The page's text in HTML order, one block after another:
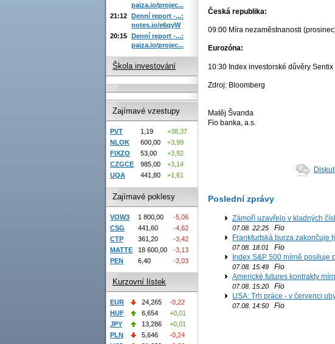
Česká republika:
09:00 Míra nezaměstnanosti
Eurozóna:
10:30 Index investorské důvěry
Zdroj: Bloomberg
Matěj Švanda
Fio banka, a.s.
Poslední zprávy
Zámoří uzavřelo v kladných
07.08. 22:25 Fio
Frankfurtská burza zakončuje
07.08. 18:01
Fio
Index S&P 500 mírně posiluje
07.08. 15:49 Fio
Americké futures kontrakty
07.08. 15:20 Fio
USA: Trh práce - v červenci
07.08. 14:50 Fio
paiza.io/projec...
21:12 Denní report -...:
notes.io/e6qyW
20:15 Denní report -...:
paiza.io/projec...
Škola investování
Zajímavé vzestupy
PVT 1,19
+38,37
NLOK
600,00
+3,99
FIXZO
53,00
+3,92
CZGCE
985,00
+3,14
UQA
441,80 +1,61
Zajímavé poklesy
VOW3 1 800,00
-5,06
CSG
441,60
-4,62
CTP
361,20
-3,42
MATTE
18 600,00
-3,13
PEN
6,40 -3,03
Kurzovní lístek
EUR 24,265
-0,22
HUF
6,654
+0,01
JPY
13,286
+0,01
PLN
5,646
-0,24